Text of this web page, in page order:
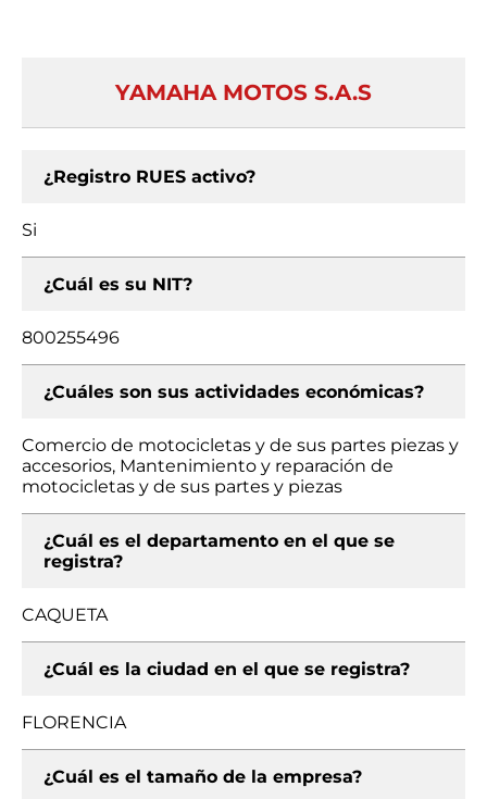
YAMAHA MOTOS S.A.S
¿Registro RUES activo?
Si
¿Cuál es su NIT?
800255496
¿Cuáles son sus actividades económicas?
Comercio de motocicletas y de sus partes piezas y
accesorios, Mantenimiento y reparación de
motocicletas y de sus partes y piezas
¿Cuál es el departamento en el que se
registra?
CAQUETA
¿Cuál es la ciudad en el que se registra?
FLORENCIA
¿Cuál es el tamaño de la empresa?